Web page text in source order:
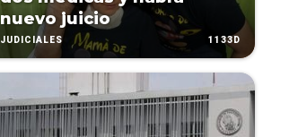
nuevo juicio
JUDICIALES 1133D